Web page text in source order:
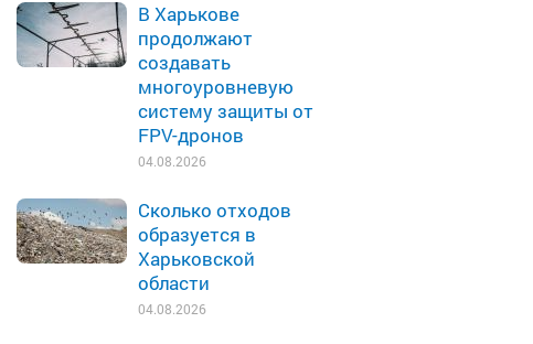
В Харькове
продолжают
создавать
многоуровневую
систему защиты от
FPV-дронов
04.08.2026
Сколько отходов
образуется в
Харьковской
области
04.08.2026